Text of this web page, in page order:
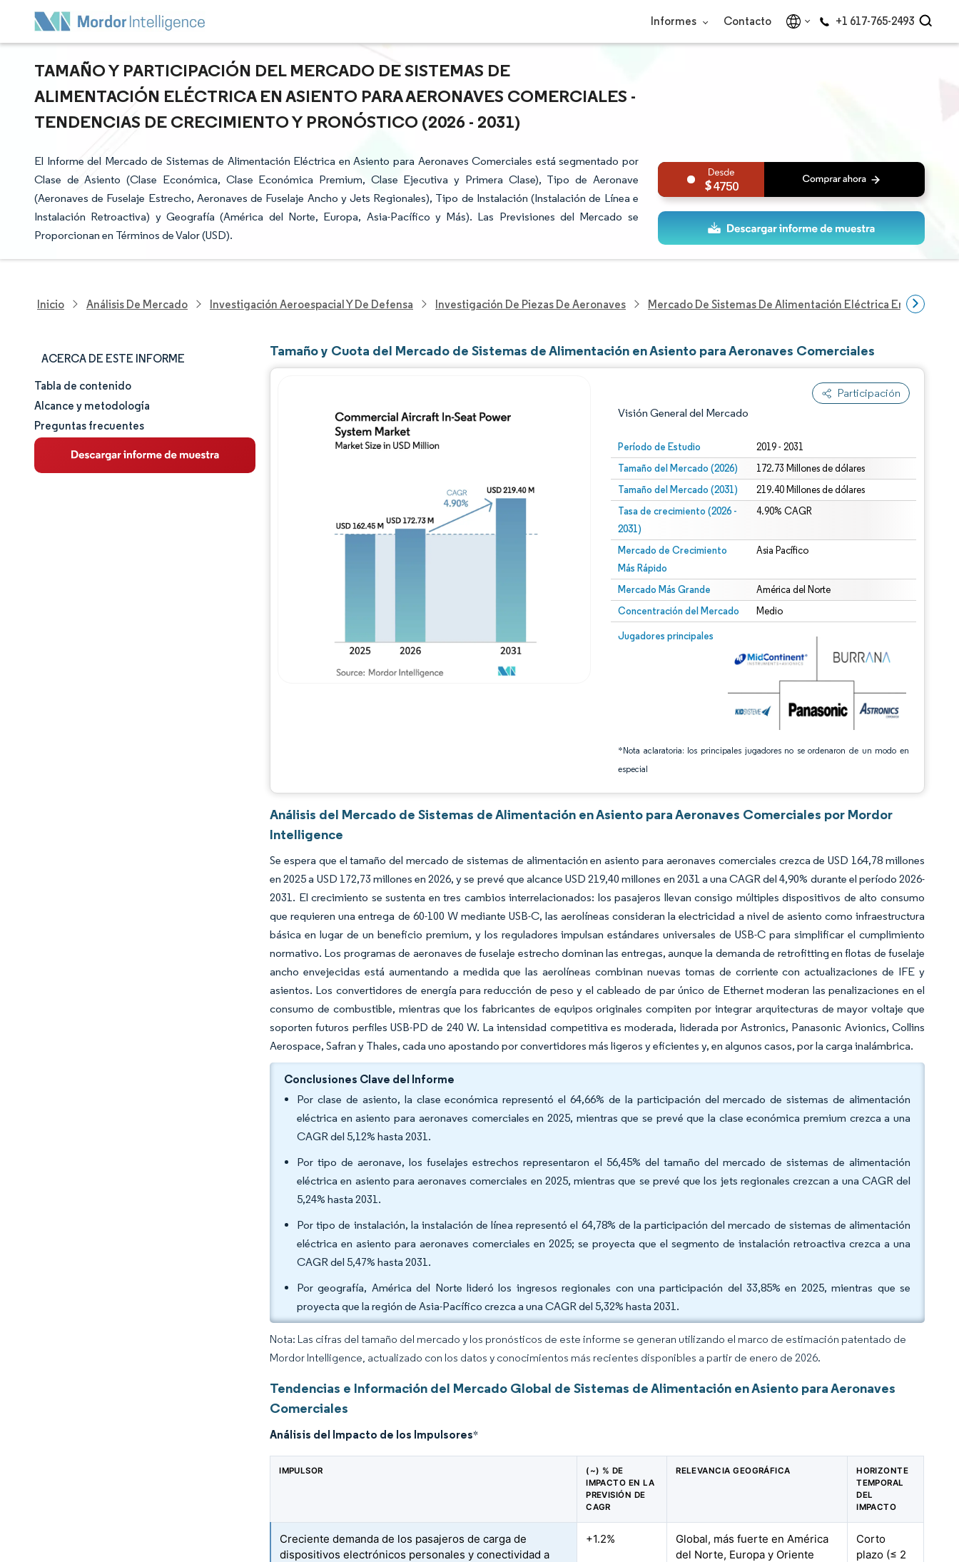
Informes Contacto +1 617-765-2493
TAMAÑO Y PARTICIPACIÓN DEL MERCADO DE SISTEMAS DE
ALIMENTACIÓN ELÉCTRICA EN ASIENTO PARA AERONAVES COMERCIALES -
TENDENCIAS DE CRECIMIENTO Y PRONÓSTICO (2026 - 2031)
El Informe del Mercado de Sistemas de Alimentación Eléctrica en Asiento para Aeronaves Comerciales está segmentado por
Clase de Asiento (Clase Económica, Clase Económica Premium, Clase Ejecutiva y Primera Clase), Tipo de Aeronave
(Aeronaves de Fuselaje Estrecho, Aeronaves de Fuselaje Ancho y Jets Regionales), Tipo de Instalación (Instalación de Línea e
Instalación Retroactiva) y Geografía (América del Norte, Europa, Asia-Pacífico y Más). Las Previsiones del Mercado se
Proporcionan en Términos de Valor (USD).
4750
Inicio Análisis De Mercado Investigación Aeroespacial Y De Defensa Investigación De Piezas De Aeronaves Mercado De Sistemas De Alimentación Eléctrica En Asiento
ACERCA DE ESTE INFORME
Tamaño y cuota de mercado
Análisis de mercado
Tendencias e ideas
Tabla de contenido
Alcance y metodología
Preguntas frecuentes
Tamaño y Cuota del Mercado de Sistemas de Alimentación en Asiento para Aeronaves Comerciales
Participación
Visión General del Mercado
Período de Estudio 2019 - 2031
Tamaño del Mercado (2026) 172.73 Millones de dólares
Tamaño del Mercado (2031) 219.40 Millones de dólares
Tasa de crecimiento (2026 -
2031)
4.90% CAGR
Mercado de Crecimiento
Más Rápido
Asia Pacífico
Mercado Más Grande América del Norte
Concentración del Mercado Medio
Jugadores principales
*Nota aclaratoria: los principales jugadores no se ordenaron de un modo en
especial
Imagen © Mordor Intelligence. El uso requiere atribución según CC BY 4.0.
Imagen © Mordor Intelligence. El uso requiere atribución según CC BY 4.0.
Análisis del Mercado de Sistemas de Alimentación en Asiento para Aeronaves Comerciales por Mordor
Intelligence
Se espera que el tamaño del mercado de sistemas de alimentación en asiento para aeronaves comerciales crezca de USD 164,78 millones
en 2025 a USD 172,73 millones en 2026, y se prevé que alcance USD 219,40 millones en 2031 a una CAGR del 4,90% durante el período 2026-
2031. El crecimiento se sustenta en tres cambios interrelacionados: los pasajeros llevan consigo múltiples dispositivos de alto consumo
que requieren una entrega de 60-100 W mediante USB-C, las aerolíneas consideran la electricidad a nivel de asiento como infraestructura
básica en lugar de un beneficio premium, y los reguladores impulsan estándares universales de USB-C para simplificar el cumplimiento
normativo. Los programas de aeronaves de fuselaje estrecho dominan las entregas, aunque la demanda de retrofitting en flotas de fuselaje
ancho envejecidas está aumentando a medida que las aerolíneas combinan nuevas tomas de corriente con actualizaciones de IFE y
asientos. Los convertidores de energía para reducción de peso y el cableado de par único de Ethernet moderan las penalizaciones en el
consumo de combustible, mientras que los fabricantes de equipos originales compiten por integrar arquitecturas de mayor voltaje que
soporten futuros perfiles USB-PD de 240 W. La intensidad competitiva es moderada, liderada por Astronics, Panasonic Avionics, Collins
Aerospace, Safran y Thales, cada uno apostando por convertidores más ligeros y eficientes y, en algunos casos, por la carga inalámbrica.
Conclusiones Clave del Informe
Por clase de asiento, la clase económica representó el 64,66% de la participación del mercado de sistemas de alimentación
eléctrica en asiento para aeronaves comerciales en 2025, mientras que se prevé que la clase económica premium crezca a una
CAGR del 5,12% hasta 2031.
Por tipo de aeronave, los fuselajes estrechos representaron el 56,45% del tamaño del mercado de sistemas de alimentación
eléctrica en asiento para aeronaves comerciales en 2025, mientras que se prevé que los jets regionales crezcan a una CAGR del
5,24% hasta 2031.
Por tipo de instalación, la instalación de línea representó el 64,78% de la participación del mercado de sistemas de alimentación
eléctrica en asiento para aeronaves comerciales en 2025; se proyecta que el segmento de instalación retroactiva crezca a una
CAGR del 5,47% hasta 2031.
Por geografía, América del Norte lideró los ingresos regionales con una participación del 33,85% en 2025, mientras que se
proyecta que la región de Asia-Pacífico crezca a una CAGR del 5,32% hasta 2031.
Nota: Las cifras del tamaño del mercado y los pronósticos de este informe se generan utilizando el marco de estimación patentado de
Mordor Intelligence, actualizado con los datos y conocimientos más recientes disponibles a partir de enero de 2026.
Tendencias e Información del Mercado Global de Sistemas de Alimentación en Asiento para Aeronaves
Comerciales
Análisis del Impacto de los Impulsores*
IMPULSOR
(~) % DE
IMPACTO EN LA
PREVISIÓN DE
CAGR
RELEVANCIA GEOGRÁFICA
HORIZONTE
TEMPORAL
DEL
IMPACTO
Creciente demanda de los pasajeros de carga de
dispositivos electrónicos personales y conectividad a
+1.2%
Global, más fuerte en América
del Norte, Europa y Oriente
Corto
plazo (≤ 2